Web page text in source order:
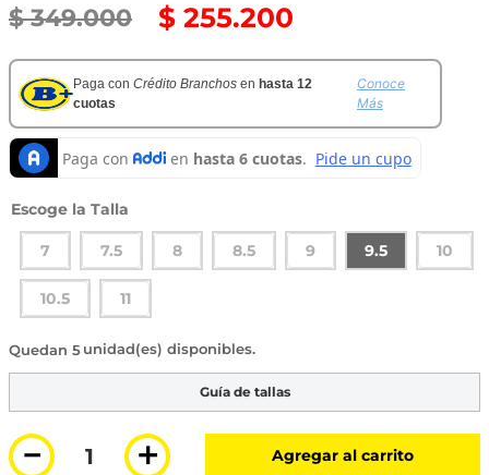
$ 349.000 $ 255.200
Paga con Crédito Branchos en hasta 12
cuotas
Conoce
Más
Talla
7 7.5 8 8.5 9 9.5 10
10.5 11
5 disponibles
Guía de tallas
＋
－ Agregar al carrito